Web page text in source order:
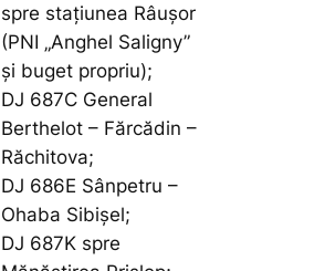
spre stațiunea Râușor
(PNI „Anghel Saligny”
și buget propriu);
DJ 687C General
Berthelot – Fărcădin –
Răchitova;
DJ 686E Sânpetru –
Ohaba Sibișel;
DJ 687K spre